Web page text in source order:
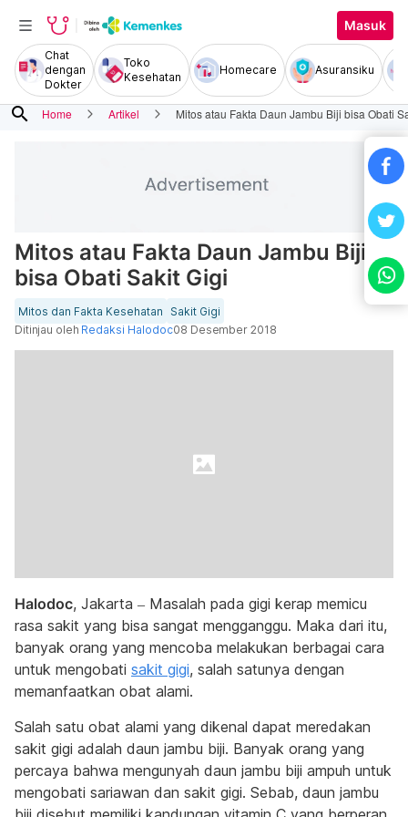
Masuk
Chat
dengan
Dokter
Toko
Kesehatan
Homecare Asuransiku
search Home Artikel Mitos atau Fakta Daun Jambu Biji bisa Obati
Mitos atau Fakta Daun Jambu Biji
bisa Obati Sakit Gigi
Mitos dan Fakta Kesehatan
Sakit Gigi
Ditinjau oleh Redaksi Halodoc08 Desember 2018
Halodoc, Jakarta – Masalah pada gigi kerap memicu
rasa sakit yang bisa sangat mengganggu. Maka dari itu,
banyak orang yang mencoba melakukan berbagai cara
untuk mengobati sakit gigi, salah satunya dengan
memanfaatkan obat alami.
Salah satu obat alami yang dikenal dapat meredakan
sakit gigi adalah daun jambu biji. Banyak orang yang
percaya bahwa mengunyah daun jambu biji ampuh untuk
mengobati sariawan dan sakit gigi. Sebab, daun jambu